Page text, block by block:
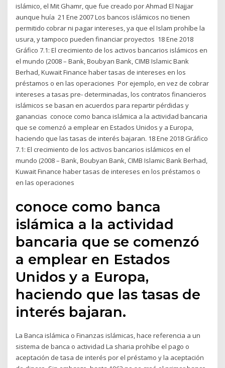
islámico, el Mit Ghamr, que fue creado por Ahmad El Najjar
aunque huía 21 Ene 2007 Los bancos islámicos no tienen
permitido cobrar ni pagar intereses, ya que el Islam prohíbe la
usura, y tampoco pueden financiar proyectos 18 Ene 2018
Gráfico 7.1: El crecimiento de los activos bancarios islámicos en
el mundo (2008 – Bank, Boubyan Bank, CIMB Islamic Bank
Berhad, Kuwait Finance haber tasas de intereses en los
préstamos o en las operaciones Por ejemplo, en vez de cobrar
intereses a tasas pre- determinadas, los contratos financieros
islámicos se basan en acuerdos para repartir pérdidas y
ganancias conoce como banca islámica a la actividad bancaria
que se comenzó a emplear en Estados Unidos y a Europa,
haciendo que las tasas de interés bajaran. 18 Ene 2018 Gráfico
7.1: El crecimiento de los activos bancarios islámicos en el
mundo (2008 – Bank, Boubyan Bank, CIMB Islamic Bank Berhad,
Kuwait Finance haber tasas de intereses en los préstamos o
en las operaciones
conoce como banca
islámica a la actividad
bancaria que se comenzó
a emplear en Estados
Unidos y a Europa,
haciendo que las tasas de
interés bajaran.
La Banca islámica o Finanzas islámicas, hace referencia a un
sistema de banca o actividad La sharia prohíbe el pago o
aceptación de tasa de interés por el préstamo y la aceptación